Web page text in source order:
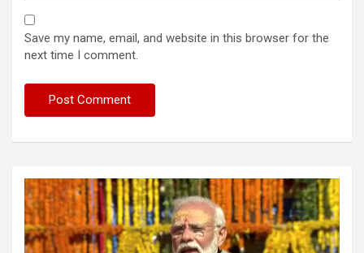
Save my name, email, and website in this browser for the
next time I comment.